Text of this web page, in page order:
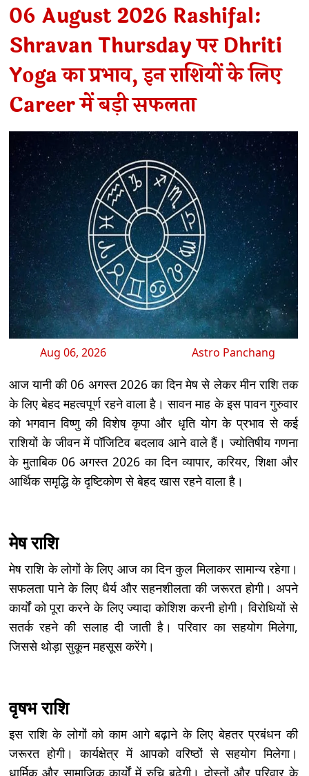
06 August 2026 Rashifal:
Shravan Thursday पर Dhriti
Yoga का प्रभाव, इन राशियों के लिए
Career में बड़ी सफलता
Aug 06, 2026 Astro Panchang
आज यानी की 06 अगस्त 2026 का दिन मेष से लेकर मीन राशि तक
के लिए बेहद महत्वपूर्ण रहने वाला है। सावन माह के इस पावन गुरुवार
को भगवान विष्णु की विशेष कृपा और धृति योग के प्रभाव से कई
राशियों के जीवन में पॉजिटिव बदलाव आने वाले हैं। ज्योतिषीय गणना
के मुताबिक 06 अगस्त 2026 का दिन व्यापार, करियर, शिक्षा और
आर्थिक समृद्धि के दृष्टिकोण से बेहद खास रहने वाला है।
मेष राशि
मेष राशि के लोगों के लिए आज का दिन कुल मिलाकर सामान्य रहेगा।
सफलता पाने के लिए धैर्य और सहनशीलता की जरूरत होगी। अपने
कार्यों को पूरा करने के लिए ज्यादा कोशिश करनी होगी। विरोधियों से
सतर्क रहने की सलाह दी जाती है। परिवार का सहयोग मिलेगा,
जिससे थोड़ा सुकून महसूस करेंगे।
वृषभ राशि
इस राशि के लोगों को काम आगे बढ़ाने के लिए बेहतर प्रबंधन की
जरूरत होगी। कार्यक्षेत्र में आपको वरिष्ठों से सहयोग मिलेगा।
धार्मिक और सामाजिक कार्यों में रुचि बढ़ेगी। दोस्तों और परिवार के